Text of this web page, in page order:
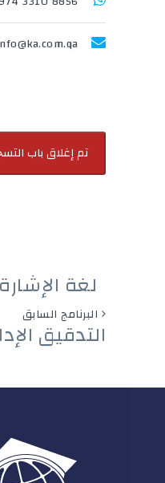
لغة
البرنامج السابق
التدقيق